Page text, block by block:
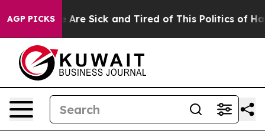
AGP PICKSAre Sick and Tired of This Politics of Hatred”